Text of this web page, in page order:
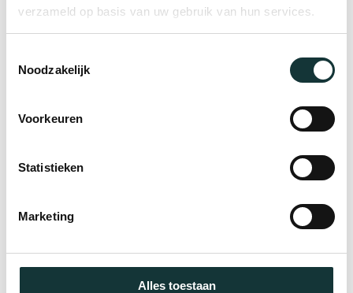
verzameld op basis van uw gebruik van hun services.
Noodzakelijk
Voorkeuren
Statistieken
Marketing
Alles toestaan
Openingstijden
geopend van 11.00 tot 18.00 uur.